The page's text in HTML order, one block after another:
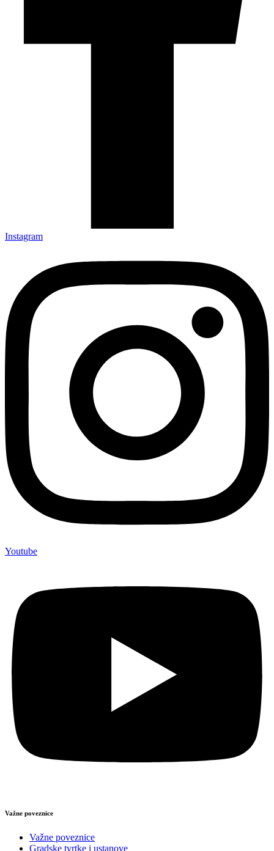
Instagram
Youtube
Važne poveznice
Važne poveznice
Gradske tvrtke i ustanove